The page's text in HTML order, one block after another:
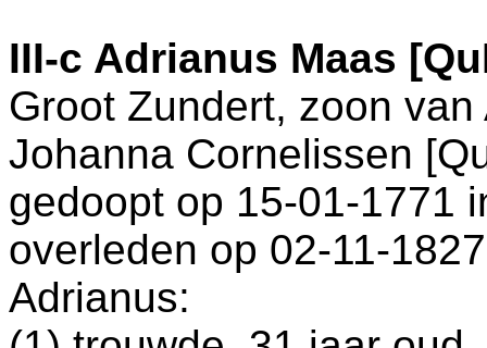
III-c Adrianus Maas
Groot Zundert, zoon van
Johanna Cornelissen
gedoopt op 15-01-1771
overleden op 02-11-
Adrianus: